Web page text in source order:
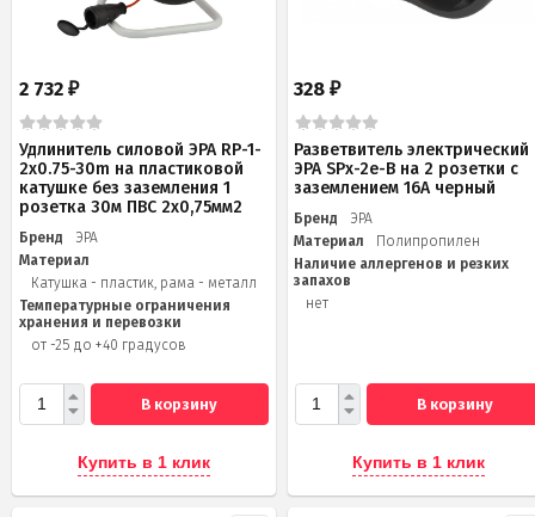
2 732 ₽
Удлинитель силовой ЭРА RP-1-
2x0.75-30m на пластиковой
катушке без заземления 1
розетка 30м ПВС 2х0,75мм2
Бренд
ЭРА
Материал
Катушка - пластик, рама - металл
Температурные ограничения
хранения и перевозки
от -25 до +40 градусов
В корзину
Купить в 1 клик
328₽
Разветвитель электрический
ЭРА SPx-2e-B на 2 розетки с
заземлением 16А черный
Бренд
ЭРА
Материал
Полипропилен
Наличие аллергенов и резких
запахов
нет
В корзину
Купить в 1 клик